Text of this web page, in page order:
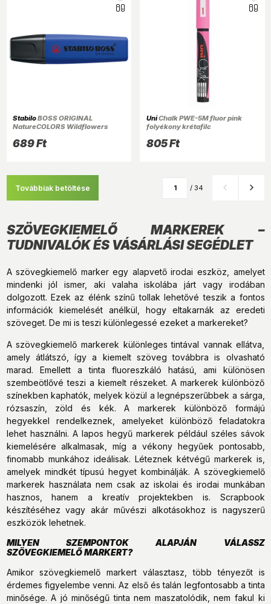
StabiloBOSS ORIGINAL
NatureCOLORS Wildflowers
szövegkiemelő
689 Ft
UniChalk PWE-5M fluor pink
folyékony krétafilc
805 Ft
Továbbiak betöltése / 34
SZÖVEGKIEMELŐ MARKEREK –
TUDNIVALÓK ÉS VÁSÁRLÁSI SEGÉDLET
A szövegkiemelő marker egy alapvető irodai eszköz, amelyet
mindenki jól ismer, aki valaha iskolába járt vagy irodában
dolgozott. Ezek az élénk színű tollak lehetővé teszik a fontos
információk kiemelését anélkül, hogy eltakarnák az eredeti
szöveget. De mi is teszi különlegessé ezeket a markereket?
A szövegkiemelő markerek különleges tintával vannak ellátva,
amely átlátszó, így a kiemelt szöveg továbbra is olvasható
marad. Emellett a tinta fluoreszkáló hatású, ami különösen
szembeötlővé teszi a kiemelt részeket. A markerek különböző
színekben kaphatók, melyek közül a legnépszerűbbek a sárga,
rózsaszín, zöld és kék. A markerek különböző formájú
hegyekkel rendelkeznek, amelyeket különböző feladatokra
lehet használni. A lapos hegyű markerek például széles sávok
kiemelésére alkalmasak, míg a vékony hegyűek pontosabb,
finomabb munkához ideálisak. Léteznek kétvégű markerek is,
amelyek mindkét típusú hegyet kombinálják. A szövegkiemelő
markerek használata nem csak az iskolai és irodai munkában
hasznos, hanem a kreatív projektekben is. Scrapbook
készítéséhez vagy akár művészi alkotásokhoz is nagyszerű
eszközök lehetnek.
MILYEN SZEMPONTOK ALAPJÁN VÁLASSZ
SZÖVEGKIEMELŐ MARKERT?
Amikor szövegkiemelő markert választasz, több tényezőt is
érdemes figyelembe venni. Az első és talán legfontosabb a tinta
minősége. A jó minőségű tinta nem maszatolódik, nem fakul ki